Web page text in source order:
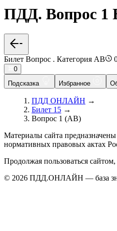
ПДД. Вопрос 1
Билет Вопрос . Категория AB
0
Подсказка
Избранное
ПДД ОНЛАЙН →
Билет 15 →
Вопрос 1 (AB)
Материалы сайта
нормативных правовых актах
Продолжая пользоваться
© 2026 ПДД.ОНЛАЙН — база